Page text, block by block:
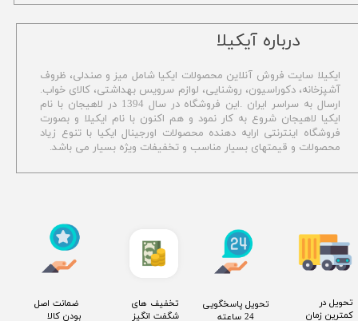
​درباره آیکیلا
ایکیلا سایت فروش آنلاین محصولات ایکیا شامل میز و صندلی، ظروف
آشپزخانه، دکوراسیون، روشنایی، لوازم سرویس بهداشتی، کالای خواب.
ارسال به سراسر ایران .این فروشگاه در سال 1394 در لاهیجان با نام
ایکیا لاهیجان شروع به کار نمود و هم اکنون با نام ایکیلا و بصورت
فروشگاه اینترنتی ارایه دهنده محصولات اورجینال ایکیا با تنوع زیاد
محصولات و قیمتهای بسیار مناسب و تخفیفات ویژه بسیار می باشد.
​تحویل در
کمترین زمان
​تحویل پاسخگویی
24 ساعته
​تخفیف های
شگفت انگیز
​ ضمانت اصل
بودن کالا